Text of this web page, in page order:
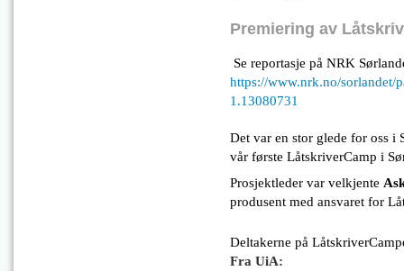
Premiering av
Se reportasje på NRK
https://www.nrk.no/sorlandet/
1.13080731
Det var en stor glede for oss i
vår første LåtskriverCamp i
Prosjektleder var velkjente
produsent med ansvaret for
Deltakerne på
Fra UiA: